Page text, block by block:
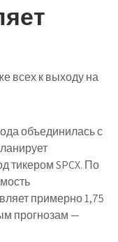
всех к выходу на
объединилась с
тикером SPCX. По
примерно 1,75
прогнозам —